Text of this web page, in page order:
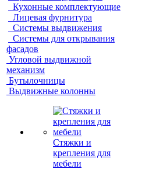
Кухонные комплектующие
Лицевая фурнитура
Системы выдвижения
Системы для открывания
фасадов
Угловой выдвижной
механизм
Бутылочницы
Выдвижные колонны
Стяжки и
крепления для
мебели